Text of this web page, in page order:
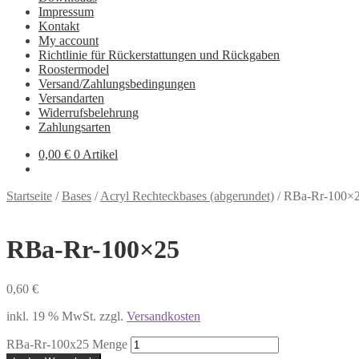
Impressum
Kontakt
My account
Richtlinie für Rückerstattungen und Rückgaben
Roostermodel
Versand/Zahlungsbedingungen
Versandarten
Widerrufsbelehrung
Zahlungsarten
0,00 € 0 Artikel
Startseite /Bases /Acryl Rechteckbases (abgerundet) /RBa-Rr-
RBa-Rr-100×25
0,60 €
inkl. 19 % MwSt. zzgl. Versandkosten
RBa-Rr-100x25 Menge